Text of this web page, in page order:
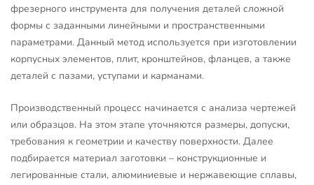
фрезерного инструмента для получения деталей сложной
формы с заданными линейными и пространственными
параметрами. Данный метод используется при изготовлении
корпусных элементов, плит, кронштейнов, фланцев, а также
деталей с пазами, уступами и карманами.
Производственный процесс начинается с анализа чертежей
или образцов. На этом этапе уточняются размеры, допуски,
требования к геометрии и качеству поверхности. Далее
подбирается материал заготовки – конструкционные и
легированные стали, алюминиевые и нержавеющие сплавы,